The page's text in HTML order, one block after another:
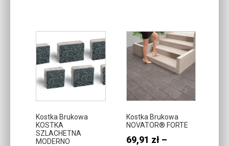
Kostka Brukowa
KOSTKA
SZLACHETNA
MODERNO
Kostka Brukowa
NOVATOR® FORTE
69,91 zł –
Ten
produkt
wiele
wariantów.
Opcje
można
wybrać
na